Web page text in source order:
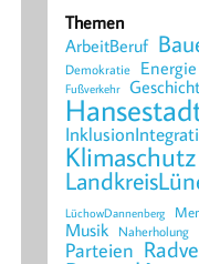
Themen
ArbeitBeruf
Demokratie Energie
Fußverkehr
Klimaschutz
LüchowDannenberg
Musik Naherholung
Parteien